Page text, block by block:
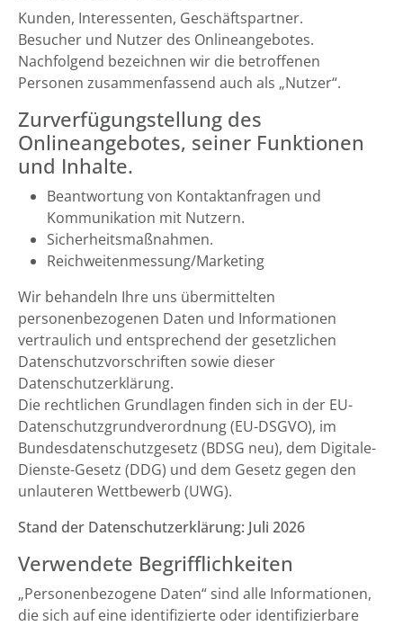
Kunden, Interessenten, Geschäftspartner.
Besucher und Nutzer des Onlineangebotes.
Nachfolgend bezeichnen wir die betroffenen
Personen zusammenfassend auch als „Nutzer“.
Zurverfügungstellung des
Onlineangebotes, seiner Funktionen
und Inhalte.
Beantwortung von Kontaktanfragen und
Kommunikation mit Nutzern.
Sicherheitsmaßnahmen.
Reichweitenmessung/Marketing
Wir behandeln Ihre uns übermittelten
personenbezogenen Daten und Informationen
vertraulich und entsprechend der gesetzlichen
Datenschutzvorschriften sowie dieser
Datenschutzerklärung.
Die rechtlichen Grundlagen finden sich in der EU-
Datenschutzgrundverordnung (EU-DSGVO), im
Bundesdatenschutzgesetz (BDSG neu), dem Digitale-
Dienste-Gesetz (DDG) und dem Gesetz gegen den
unlauteren Wettbewerb (UWG).
Stand der Datenschutzerklärung: Juli 2026
Verwendete Begrifflichkeiten
„Personenbezogene Daten“ sind alle Informationen,
die sich auf eine identifizierte oder identifizierbare